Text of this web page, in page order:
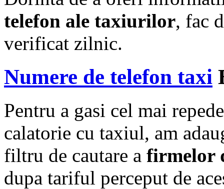
telefon ale taxiurilor, fac
verificat zilnic.
Numere de telefon taxi
Pentru a gasi cel mai
calatorie cu taxiul, am
filtru de cautare a firmelor
dupa tariful perceput de